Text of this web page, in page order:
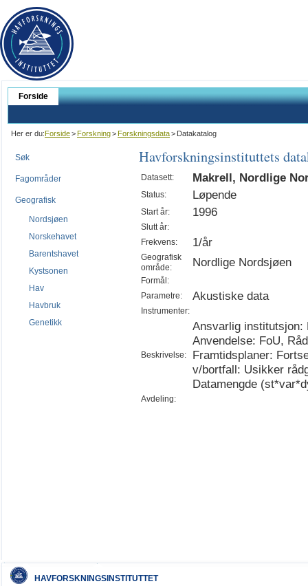
Forside
Her er du:Forside>Forskning>Forskningsdata> Datakatalog
Søk
Fagområder
Geografisk
Nordsjøen
Norskehavet
Barentshavet
Kystsonen
Hav
Havbruk
Genetikk
Havforskningsinstituttets
Datasett: Makrell, Nordlige
Status: Løpende
Start år: 1996
Slutt år:
Frekvens:
1/år
Geografisk
område:
Nordlige Nordsjøen
Formål:
Parametre:
Akustiske data
Instrumenter:
Beskrivelse:
Ansvarlig institutsjon:
Anvendelse: FoU,
Framtidsplaner:
v/bortfall: Usikker
Datamengde
Avdeling:
HAVFORSKNINGSINSTITUTTET